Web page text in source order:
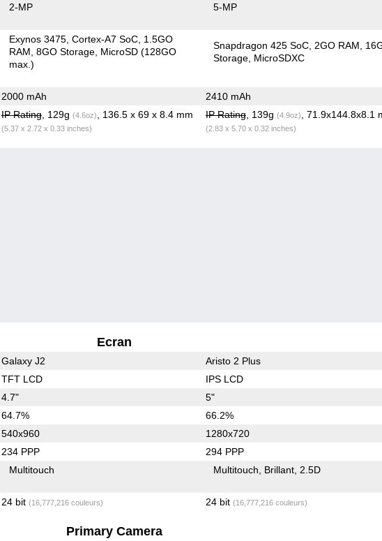
2-MP 5-MP
Exynos 3475, Cortex-A7 SoC 1.5GO
RAM 8GO Storage MicroSD (128GO
max.)
Snapdragon 425 SoC 2GO RAM
Storage MicroSDXC
2000 mAh 2410 mAh
IP Rating, 129g (4.6oz) , 136.5 x 69 x 8.4 mm
(5.37 x 2.72 x 0.33 inches)
IP Rating, 139g (4.9oz) , 71.9x144.8x8.1
(2.83 x 5.70 x 0.32 inches)
Ecran
Galaxy J2 Aristo 2 Plus
TFT LCD IPS LCD
4.7" 5"
64.7% 66.2%
540x960 1280x720
234 PPP 294 PPP
Multitouch Multitouch Brillant 2.5D
24 bit (16,777,216 couleurs) 24 bit (16,777,216 couleurs)
Primary Camera